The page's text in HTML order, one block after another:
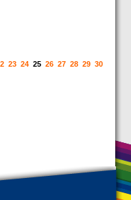
23 24 25 26 27 28 29 30